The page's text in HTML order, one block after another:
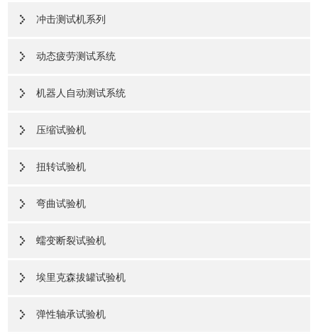
冲击测试机系列
动态疲劳测试系统
机器人自动测试系统
压缩试验机
扭转试验机
弯曲试验机
蠕变断裂试验机
埃里克森拔罐试验机
弹性轴承试验机